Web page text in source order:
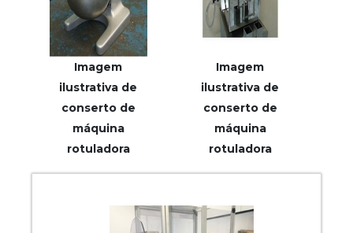
Imagem
ilustrativa de
conserto de
máquina
rotuladora
Imagem
ilustrativa de
conserto de
máquina
rotuladora